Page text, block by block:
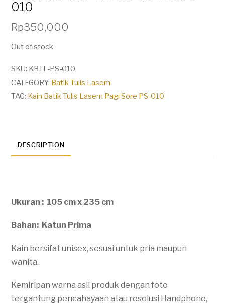
010
Rp350,000
Out of stock
SKU: KBTL-PS-010
CATEGORY: Batik Tulis Lasem
TAG: Kain Batik Tulis Lasem Pagi Sore PS-010
DESCRIPTION
Ukuran : 105 cm x 235 cm
Bahan: Katun Prima
Kain bersifat unisex, sesuai untuk pria maupun
wanita.
Kemiripan warna asli produk dengan foto
tergantung pencahayaan atau resolusi Handphone,